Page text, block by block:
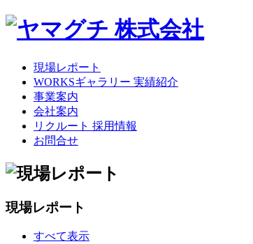
現場レポート
WORKSギャラリー 実績紹介
事業案内
会社案内
リクルート 採用情報
お問合せ
現場レポート
すべて表示